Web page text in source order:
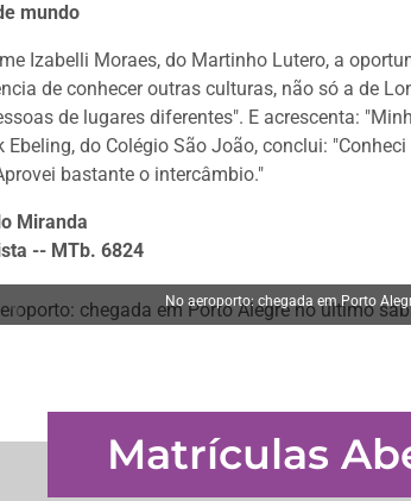
mundo
Izabelli Moraes, do Martinho Lutero, a
de conhecer outras culturas, não só a de
de lugares diferentes". E acrescenta:
Ebeling, do Colégio São João, conclui:
bastante o intercâmbio."
Miranda
-- MTb. 6824
No aeroporto: chegada em Porto
Anterior
Matrículas